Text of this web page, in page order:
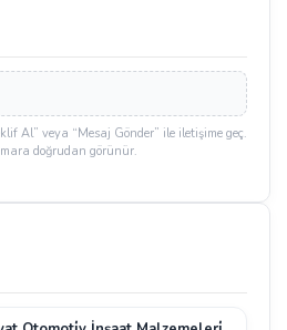
Al” veya “Mesaj Gönder” ile iletişime geç.
doğrudan görünür.